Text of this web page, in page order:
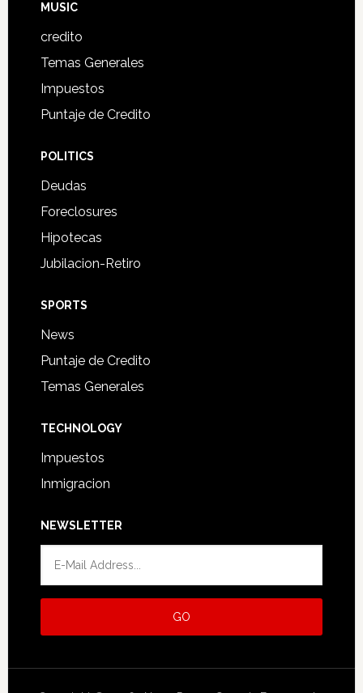
MUSIC
credito
Temas Generales
Impuestos
Puntaje de Credito
POLITICS
Deudas
Foreclosures
Hipotecas
Jubilacion-Retiro
SPORTS
News
Puntaje de Credito
Temas Generales
TECHNOLOGY
Impuestos
Inmigracion
NEWSLETTER